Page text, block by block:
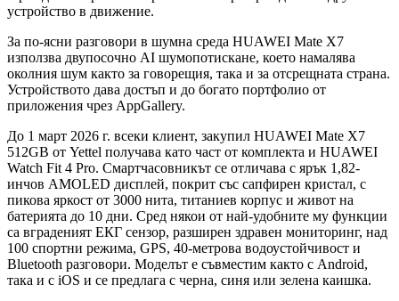
устройство в движение.
За по-ясни разговори в шумна среда HUAWEI Mate X7
използва двупосочно AI шумопотискане, което намалява
околния шум както за говорещия, така и за отсрещната страна.
Устройството дава достъп и до богато портфолио от
приложения чрез AppGallery.
До 1 март 2026 г. всеки клиент, закупил HUAWEI Mate X7
512GB от Yettel получава като част от комплекта и HUAWEI
Watch Fit 4 Pro. Смартчасовникът се отличава с ярък 1,82-
инчов AMOLED дисплей, покрит със сапфирен кристал, с
пикова яркост от 3000 нита, титаниев корпус и живот на
батерията до 10 дни. Сред някои от най-удобните му функции
са вграденият ЕКГ сензор, разширен здравен мониторинг, над
100 спортни режима, GPS, 40-метрова водоустойчивост и
Bluetooth разговори. Моделът е съвместим както с Android,
така и с iOS и се предлага с черна, синя или зелена каишка.